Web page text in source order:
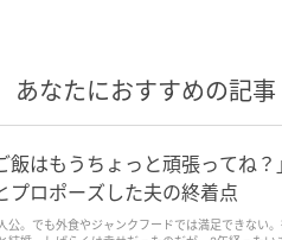
あなたにおすすめの記事
飯はもうちょっと頑張ってね
プロポーズした夫の終着点
公。でも外食やジャンクフードでは満足できない